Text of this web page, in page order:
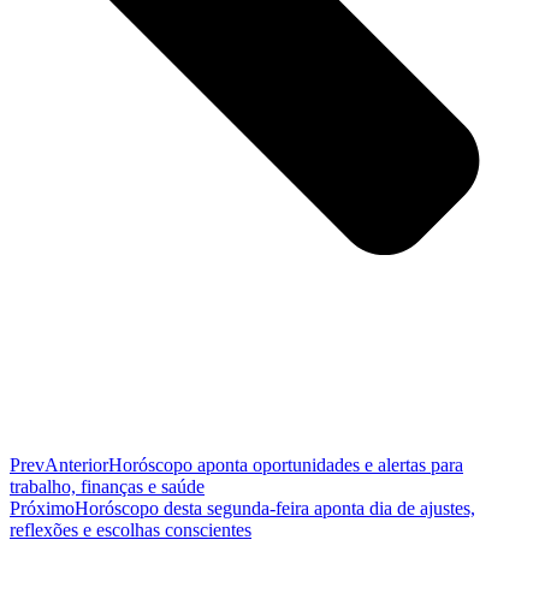
PrevAnteriorHoróscopo aponta oportunidades e alertas para
trabalho, finanças e saúde
PróximoHoróscopo desta segunda-feira aponta dia de ajustes,
reflexões e escolhas conscientes